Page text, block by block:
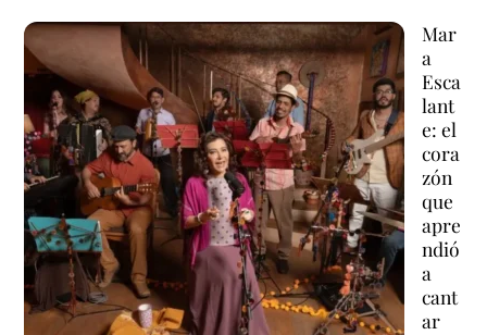
Mar
a
Esca
lant
e: el
cora
zón
que
apre
ndió
a
cant
ar